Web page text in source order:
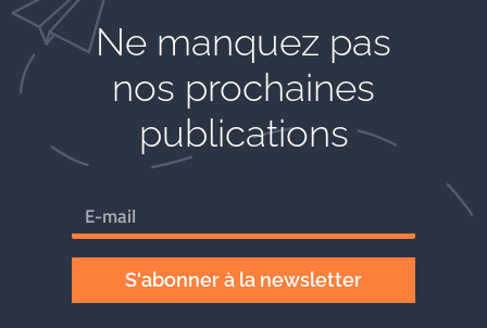
Ne manquez pas
nos prochaines
publications
S'abonner à la newsletter